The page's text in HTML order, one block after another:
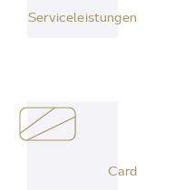
Serviceleistungen
Card